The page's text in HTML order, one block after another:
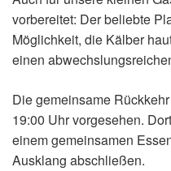
vorbereitet: Der beliebte
Möglichkeit, die Kälber
einen
Die gemeinsame
19:00 Uhr vorgesehen.
einem gemeinsamen
Ausklang abschließen.